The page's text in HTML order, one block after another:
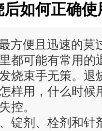
如何正确使
方便且迅速的莫
都可能有常用的
烧束手无策。退
样用，什么时候
控。
剂、栓剂和针